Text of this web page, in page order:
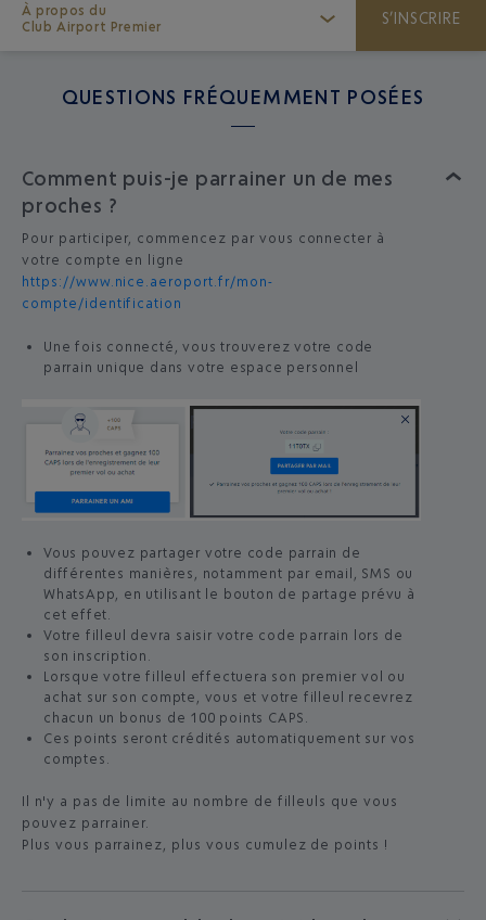
À propos du
Club Airport Premier
S’INSCRIRE
QUESTIONS FRÉQUEMMENT POSÉES
Comment puis-je parrainer un de mes
proches ?
Pour participer, commencez par vous connecter à
votre compte en ligne
https://www.nice.aeroport.fr/mon-
compte/identification
Une fois connecté, vous trouverez votre code
parrain unique dans votre espace personnel
Vous pouvez partager votre code parrain de
différentes manières, notamment par email, SMS ou
WhatsApp, en utilisant le bouton de partage prévu à
cet effet.
Votre filleul devra saisir votre code parrain lors de
son inscription.
Lorsque votre filleul effectuera son premier vol ou
achat sur son compte, vous et votre filleul recevrez
chacun un bonus de 100 points CAPS.
Ces points seront crédités automatiquement sur vos
comptes.
Il n'y a pas de limite au nombre de filleuls que vous
pouvez parrainer.
Plus vous parrainez, plus vous cumulez de points !